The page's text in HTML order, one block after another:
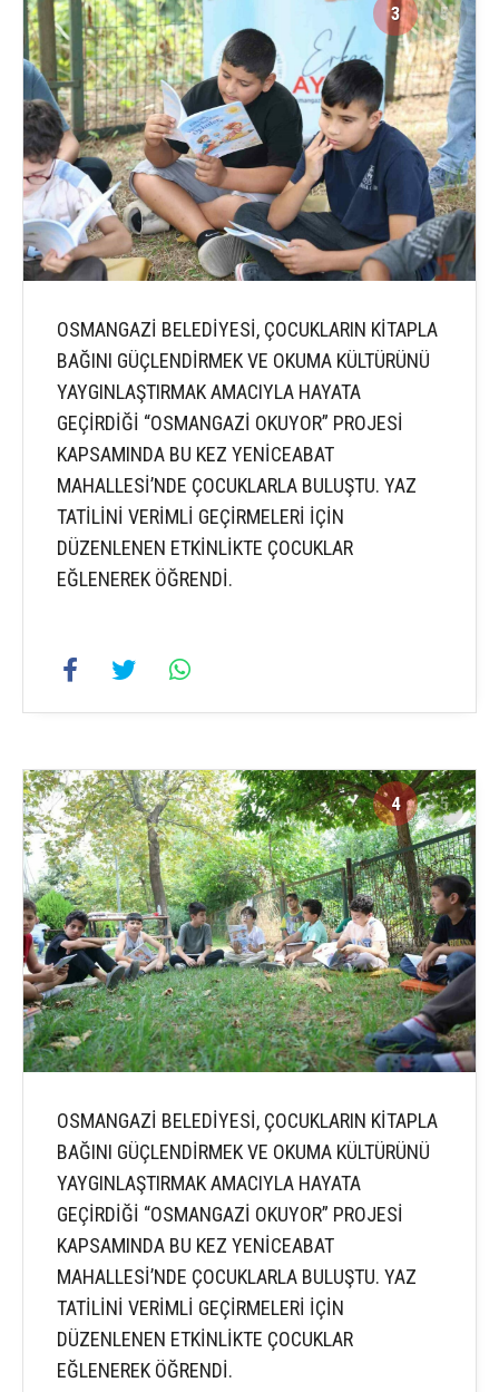
3 5
OSMANGAZİ BELEDİYESİ, ÇOCUKLARIN KİTAPLA
BAĞINI GÜÇLENDİRMEK VE OKUMA KÜLTÜRÜNÜ
YAYGINLAŞTIRMAK AMACIYLA HAYATA
GEÇİRDİĞİ “OSMANGAZİ OKUYOR” PROJESİ
KAPSAMINDA BU KEZ YENİCEABAT
MAHALLESİ’NDE ÇOCUKLARLA BULUŞTU. YAZ
TATİLİNİ VERİMLİ GEÇİRMELERİ İÇİN
DÜZENLENEN ETKİNLİKTE ÇOCUKLAR
EĞLENEREK ÖĞRENDİ.
4 5
OSMANGAZİ BELEDİYESİ, ÇOCUKLARIN KİTAPLA
BAĞINI GÜÇLENDİRMEK VE OKUMA KÜLTÜRÜNÜ
YAYGINLAŞTIRMAK AMACIYLA HAYATA
GEÇİRDİĞİ “OSMANGAZİ OKUYOR” PROJESİ
KAPSAMINDA BU KEZ YENİCEABAT
MAHALLESİ’NDE ÇOCUKLARLA BULUŞTU. YAZ
TATİLİNİ VERİMLİ GEÇİRMELERİ İÇİN
DÜZENLENEN ETKİNLİKTE ÇOCUKLAR
EĞLENEREK ÖĞRENDİ.